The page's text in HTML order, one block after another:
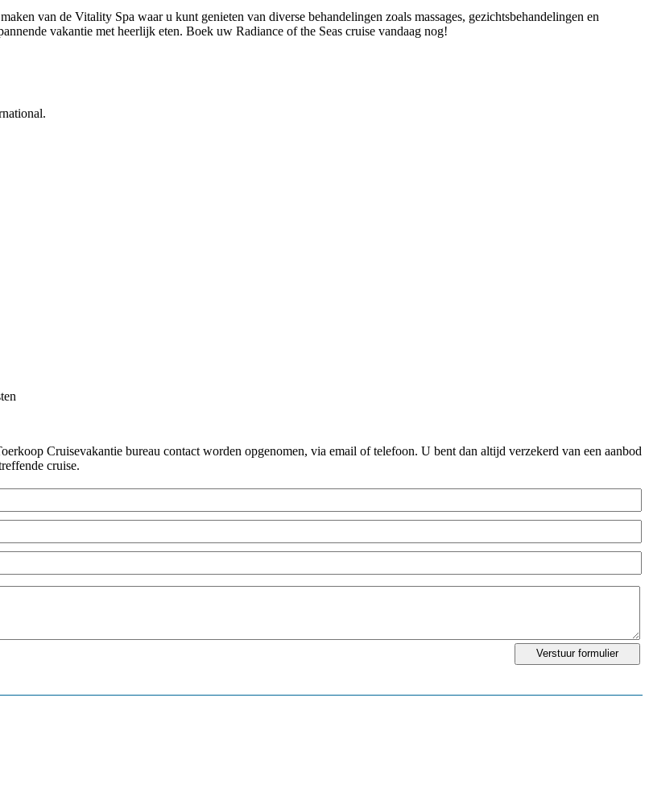
van de Vitality Spa waar u kunt genieten van diverse behandelingen zoals massages, gezichtsbehandelingen en
vakantie met heerlijk eten. Boek uw Radiance of the Seas cruise vandaag nog!
Cruisevakantie bureau contact worden opgenomen, via email of telefoon. U bent dan altijd verzekerd van een aanbod
cruise.